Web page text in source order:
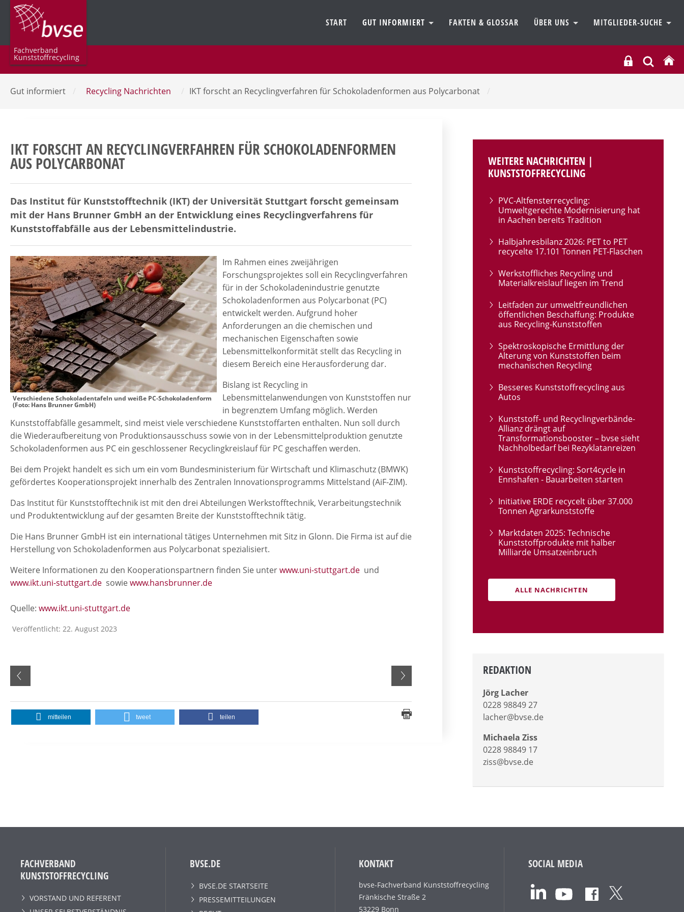
Fachverband
Kunststoffrecycling
START GUT INFORMIERT FAKTEN & GLOSSAR ÜBER UNS MITGLIEDER-SUCHE
Gut informiert / Recycling Nachrichten / IKT forscht an Recyclingverfahren für Schokoladenformen aus Polycarbonat /
IKT FORSCHT AN RECYCLINGVERFAHREN FÜR SCHOKOLADENFORMEN
AUS POLYCARBONAT
Das Institut für Kunststofftechnik (IKT) der Universität Stuttgart forscht gemeinsam
mit der Hans Brunner GmbH an der Entwicklung eines Recyclingverfahrens für
Kunststoffabfälle aus der Lebensmittelindustrie.
Verschiedene Schokoladentafeln und weiße PC-Schokoladenform
(Foto: Hans Brunner GmbH)
Im Rahmen eines zweijährigen
Forschungsprojektes soll ein Recyclingverfahren
für in der Schokoladenindustrie genutzte
Schokoladenformen aus Polycarbonat (PC)
entwickelt werden. Aufgrund hoher
Anforderungen an die chemischen und
mechanischen Eigenschaften sowie
Lebensmittelkonformität stellt das Recycling in
diesem Bereich eine Herausforderung dar.
Bislang ist Recycling in
Lebensmittelanwendungen von Kunststoffen nur
in begrenztem Umfang möglich. Werden
Kunststoffabfälle gesammelt, sind meist viele verschiedene Kunststoffarten enthalten. Nun soll durch
die Wiederaufbereitung von Produktionsausschuss sowie von in der Lebensmittelproduktion genutzte
Schokoladenformen aus PC ein geschlossener Recyclingkreislauf für PC geschaffen werden.
Bei dem Projekt handelt es sich um ein vom Bundesministerium für Wirtschaft und Klimaschutz (BMWK)
gefördertes Kooperationsprojekt innerhalb des Zentralen Innovationsprogramms Mittelstand (AiF-ZIM).
Das Institut für Kunststofftechnik ist mit den drei Abteilungen Werkstofftechnik, Verarbeitungstechnik
und Produktentwicklung auf der gesamten Breite der Kunststofftechnik tätig.
Die Hans Brunner GmbH ist ein international tätiges Unternehmen mit Sitz in Glonn. Die Firma ist auf die
Herstellung von Schokoladenformen aus Polycarbonat spezialisiert.
Weitere Informationen zu den Kooperationspartnern finden Sie unterwww.uni-stuttgart.de und
www.ikt.uni-stuttgart.de sowiewww.hansbrunner.de
Quelle: www.ikt.uni-stuttgart.de
Veröffentlicht: 22. August 2023
mitteilen tweet teilen
WEITERE NACHRICHTEN |
KUNSTSTOFFRECYCLING
PVC-Altfensterrecycling:
Umweltgerechte Modernisierung hat
in Aachen bereits Tradition
Halbjahresbilanz 2026: PET to PET
recycelte 17.101 Tonnen PET-Flaschen
Werkstoffliches Recycling und
Materialkreislauf liegen im Trend
Leitfaden zur umweltfreundlichen
öffentlichen Beschaffung: Produkte
aus Recycling-Kunststoffen
Spektroskopische Ermittlung der
Alterung von Kunststoffen beim
mechanischen Recycling
Besseres Kunststoffrecycling aus
Autos
Kunststoff- und Recyclingverbände-
Allianz drängt auf
Transformationsbooster – bvse sieht
Nachholbedarf bei Rezyklatanreizen
Kunststoffrecycling: Sort4cycle in
Ennshafen - Bauarbeiten starten
Initiative ERDE recycelt über 37.000
Tonnen Agrarkunststoffe
Marktdaten 2025: Technische
Kunststoffprodukte mit halber
Milliarde Umsatzeinbruch
ALLE NACHRICHTEN
REDAKTION
Jörg Lacher
0228 98849 27
lacher@bvse.de
Michaela Ziss
0228 98849 17
ziss@bvse.de
FACHVERBAND
KUNSTSTOFFRECYCLING
VORSTAND UND REFERENT
BVSE.DE
BVSE.DE STARTSEITE
PRESSEMITTEILUNGEN
KONTAKT
bvse-Fachverband Kunststoffrecycling
Fränkische Straße 2
53229 Bonn
SOCIAL MEDIA